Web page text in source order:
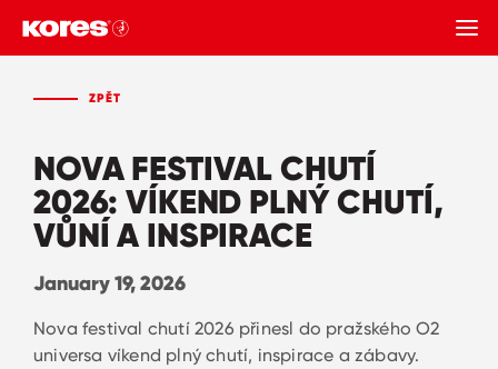
ZPĚT
NOVA FESTIVAL CHUTÍ
2026: VÍKEND PLNÝ CHUTÍ,
VŮNÍ A INSPIRACE
January 19, 2026
Nova festival chutí 2026 přinesl do pražského O2
universa víkend plný chutí, inspirace a zábavy.